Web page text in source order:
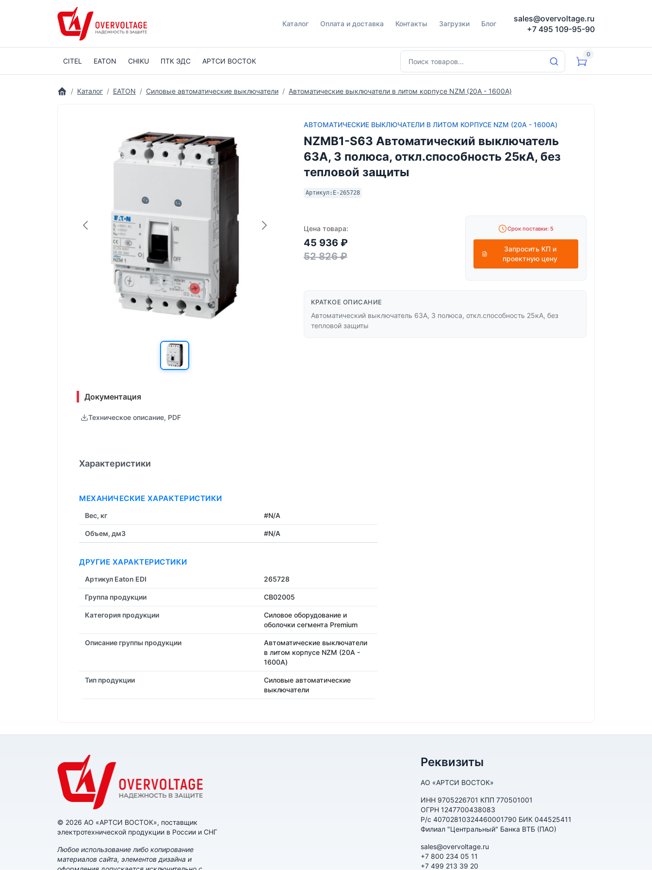
Каталог Оплата и доставка Контакты Загрузки Блог
sales@overvoltage.ru
+7 495 109-95-90
CITEL EATON CHIKU ПТК ЭДС АРТСИ ВОСТОК
0
Каталог EATON Силовые автоматические выключатели Автоматические выключатели в литом корпусе NZM (20А - 1600А)
Документация
Техническое описание, PDF
АВТОМАТИЧЕСКИЕ ВЫКЛЮЧАТЕЛИ В ЛИТОМ КОРПУСЕ NZM (20А - 1600А)
NZMB1-S63 Автоматический выключатель
63А, 3 полюса, откл.способность 25кА, без
тепловой защиты
Артикул: E-265728
Цена товара:
45 936 ₽
52 826₽
Срок поставки: 5
Запросить КП и
проектную цену
КРАТКОЕ ОПИСАНИЕ
Автоматический выключатель 63А, 3 полюса, откл.способность 25кА, без
тепловой защиты
Характеристики
МЕХАНИЧЕСКИЕ ХАРАКТЕРИСТИКИ
Вес, кг #N/A
Объем, дм3 #N/A
ДРУГИЕ ХАРАКТЕРИСТИКИ
Артикул Eaton EDI 265728
Группа продукции CB02005
Категория продукции
Силовое оборудование и
оболочки сегмента Premium
Описание группы продукции
Автоматические выключатели
в литом корпусе NZM (20А -
1600А)
Тип продукции
Силовые автоматические
выключатели
© 2026 АО «АРТСИ ВОСТОК», поставщик
электротехнической продукции в России и СНГ
Любое использование либо копирование
материалов сайта, элементов дизайна и
Реквизиты
АО «АРТСИ ВОСТОК»
ИНН 9705226701 КПП 770501001
ОГРН 1247700438083
Р/с 40702810324460001790 БИК 044525411
Филиал "Центральный" Банка ВТБ (ПАО)
sales@overvoltage.ru
+7 800 234 05 11
+7 499 213 39 20